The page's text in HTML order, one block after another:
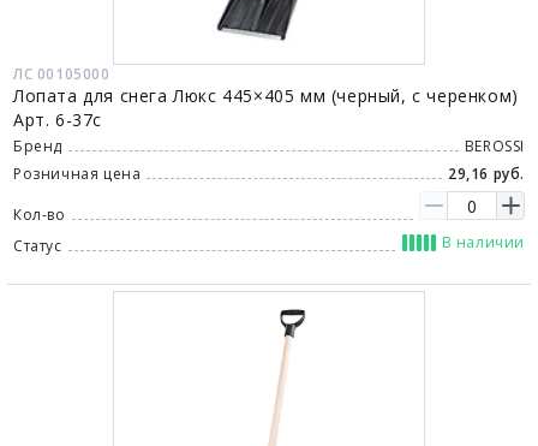
ЛС 00105000
Лопата для снега Люкс 445×405 мм (черный, с черенком)
Арт. 6-37с
Бренд
BEROSSI
Розничная цена
29,16 руб.
Кол-во
Статус
В наличии